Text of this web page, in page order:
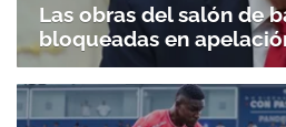
Las obras del salón de
bloqueadas en